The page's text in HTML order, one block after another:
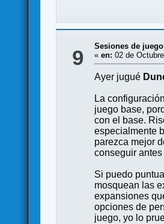
9 Sesiones de juego
«en: 02 de
Ayer jugué
La
juego base,
con el base.
especialmente
parezca mejor
conseguir
Si puedo
mosquean las
expansiones
opciones de
juego, yo lo